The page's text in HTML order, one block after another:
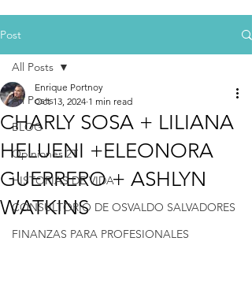
Post
All Posts
BLOG
Opiniones 2T
HISTORIAS DE VIDA
CONSULTORIO DE OSVALDO SALVADORES
FINANZAS PARA PROFESIONALES
All Posts
CHARLY SOSA + LILIANA
HELUENI +ELEONORA
GUERRERO + ASHLYN
WATKINS
Enrique Portnoy
Oct 13, 2024 1 min read